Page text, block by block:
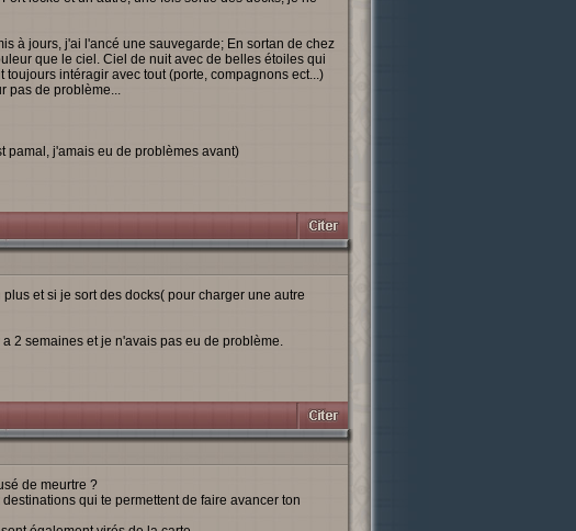
à jours, j'ai l'ancé une sauvegarde; En sortan de chez
que le ciel. Ciel de nuit avec de belles étoiles qui
intéragir avec tout (porte, compagnons ect...)
pas de problème...
pamal, j'amais eu de problèmes avant)
et si je sort des docks( pour charger une autre
2 semaines et je n'avais pas eu de problème.
de meurtre ?
qui te permettent de faire avancer ton